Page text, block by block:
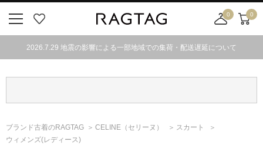
気
0
舗
カ
ト
0
2026.7.29 地震の影響による一部地域での集荷・配送遅延について
ブランド古着のRAGTAG CELINE （セリーヌ）
スカート
ウィメンズ(レディース)